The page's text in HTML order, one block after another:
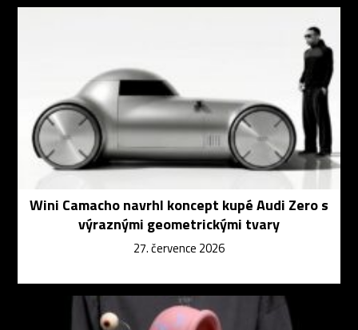
Wini Camacho navrhl koncept kupé Audi Zero s
výraznými geometrickými tvary
27. července 2026